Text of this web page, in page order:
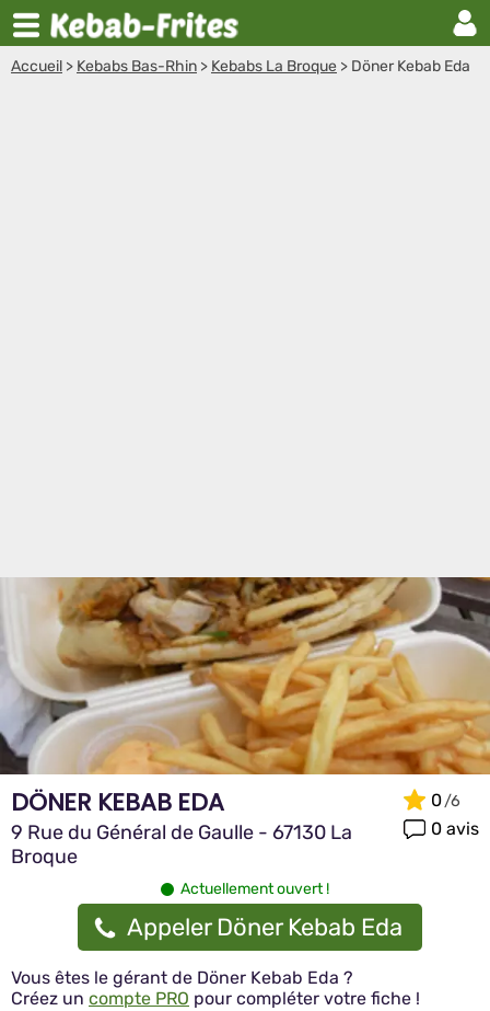
Accueil > Kebabs Bas-Rhin > Kebabs La Broque > Döner Kebab Eda
DÖNER KEBAB EDA
9 Rue du Général de Gaulle - 67130 La
Broque
0
0 avis
Actuellement ouvert !
Appeler Döner Kebab Eda
Vous êtes le gérant de Döner Kebab Eda ?
Créez un compte PRO pour compléter votre fiche !